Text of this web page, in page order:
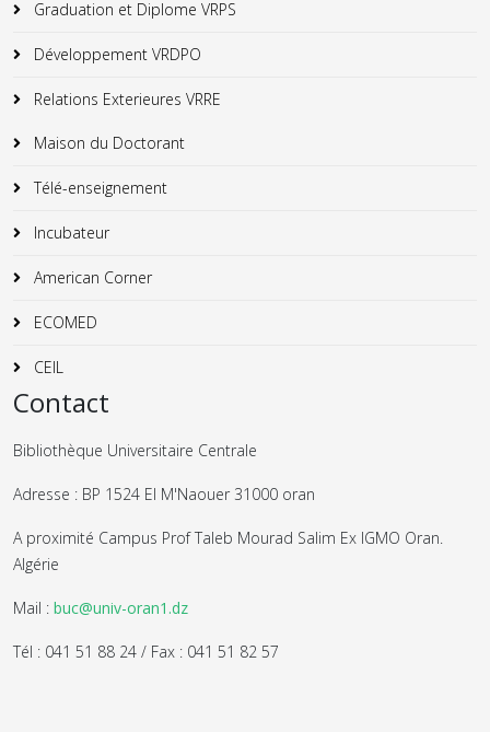
Graduation et Diplome VRPS
Développement VRDPO
Relations Exterieures VRRE
Maison du Doctorant
Télé-enseignement
Incubateur
American Corner
ECOMED
CEIL
Contact
Bibliothèque Universitaire Centrale
Adresse : BP 1524 El M'Naouer 31000 oran
A proximité Campus Prof Taleb Mourad Salim Ex IGMO Oran.
Algérie
Mail : buc@univ-oran1.dz
Tél : 041 51 88 24 / Fax : 041 51 82 57